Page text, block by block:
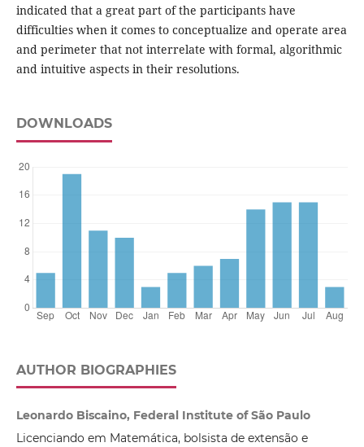
indicated that a great part of the participants have
difficulties when it comes to conceptualize and operate area
and perimeter that not interrelate with formal, algorithmic
and intuitive aspects in their resolutions.
DOWNLOADS
AUTHOR BIOGRAPHIES
Leonardo Biscaino, Federal Institute of São Paulo
Licenciando em Matemática, bolsista de extensão e